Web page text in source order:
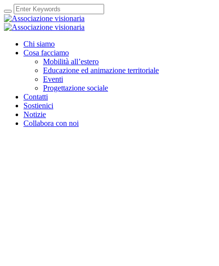
Chi siamo
Cosa facciamo
Mobilità all’estero
Educazione ed animazione territoriale
Eventi
Progettazione sociale
Contatti
Sostienici
Notizie
Collabora con noi